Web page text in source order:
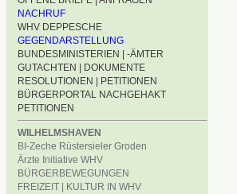
NACHRUF
WHV DEPPESCHE
GEGENDARSTELLUNG
BUNDESMINISTERIEN | -ÄMTER
GUTACHTEN | DOKUMENTE
RESOLUTIONEN | PETITIONEN
BÜRGERPORTAL NACHGEHAKT
PETITIONEN
WILHELMSHAVEN
BI-Zeche Rüstersieler Groden
Ärzte Initiative WHV
BÜRGERBEWEGUNGEN
FREIZEIT | KULTUR IN WHV